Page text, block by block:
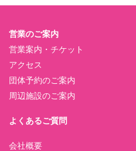
営業のご案内
営業案内・チケット
アクセス
団体予約のご案内
周辺施設のご案内
よくあるご質問
会社概要